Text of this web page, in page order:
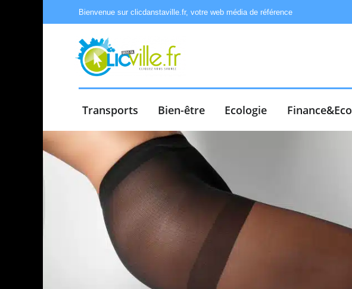
Bienvenue sur clicdanstaville.fr, votre web média de référence
Transports Bien-être Ecologie Finance&Eco